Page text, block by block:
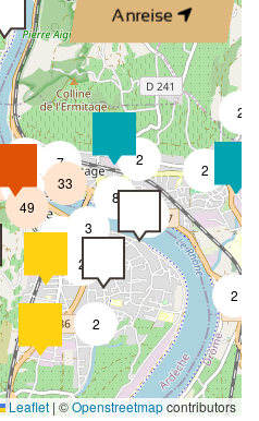
Anreise
2
2
2
2
2
2
8
4
7
2
3
49
33
Leaflet | ©Openstreetmapcontributors